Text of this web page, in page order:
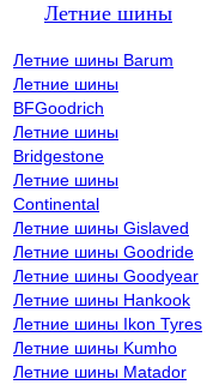
Летние шины
Летние шины Barum
Летние шины
BFGoodrich
Летние шины
Bridgestone
Летние шины
Continental
Летние шины Gislaved
Летние шины Goodride
Летние шины Goodyear
Летние шины Hankook
Летние шины Ikon Tyres
Летние шины Kumho
Летние шины Matador